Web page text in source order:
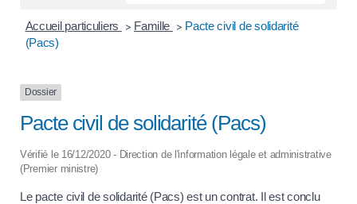
Accueil particuliers > Famille > Pacte civil de solidarité
(Pacs)
Dossier
Pacte civil de solidarité (Pacs)
Vérifié le 16/12/2020 - Direction de l'information légale et administrative
(Premier ministre)
Le pacte civil de solidarité (Pacs) est un contrat. Il est conclu